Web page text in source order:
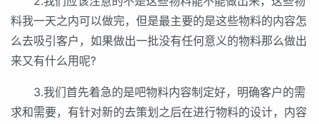
料我一天之内可以做完，但是最主要的是这些物料的内容怎
么去吸引客户，如果做出一批没有任何意义的物料那么做出
来又有什么用呢?
3.我们首先着急的是吧物料内容制定好，明确客户的需
求和需要，有针对新的去策划之后在进行物料的设计，内容